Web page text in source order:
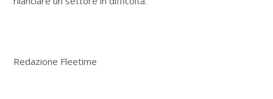
Redazione Fleetime